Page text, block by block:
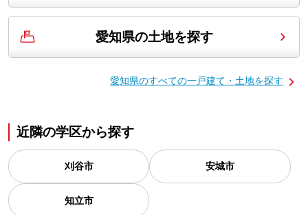
愛知県の土地を探す
愛知県のすべての一戸建て・土地を探す
近隣の学区から探す
刈谷市 安城市
知立市